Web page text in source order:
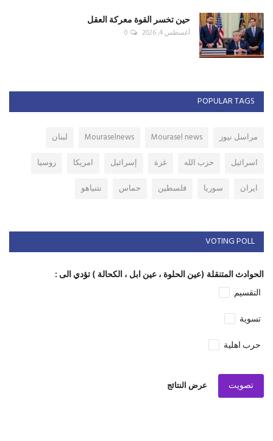
حين تخسر القوة معركة العقل
أغسطس 4, 2026 0
POPULAR TAGS
مراسل نيوز Mourasel news
Mouraselnews
لبنان
اسرائيل
حزب الله غزة إسرائيل امريكا
روسيا
ايران
سوريا فلسطين حماس نتنياهو
VOTING POLL
الحوادث المتنقلة (عين الحلوة ، عين ابل ، الكحالة ) تؤدي الى :
التقسيم
تسوية
حرب اهلية
تصويت عرض النتائج